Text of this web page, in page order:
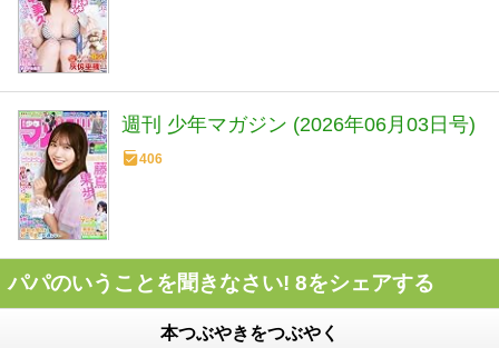
週刊 少年マガジン (2026年06月03日号)
406
パパのいうことを聞きなさい! 8をシェアする
本つぶやきをつぶやく